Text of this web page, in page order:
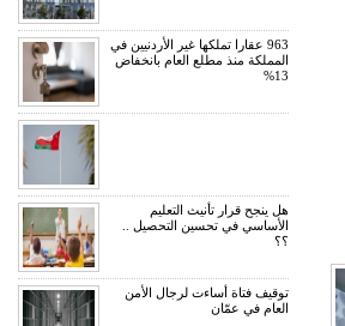
963 عقارا تملكها غير الأردنيين في
المملكة منذ مطلع العام بانخفاض
13%
هل ينجح قرار تأنيث التعليم
الأساسي في تحسين التحصيل ..
؟؟
توقيف فتاة أساءت لرجال الأمن
العام في عمّان